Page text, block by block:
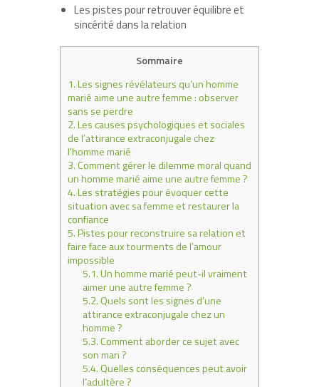
Les pistes pour retrouver équilibre et
sincérité dans la relation
Sommaire
1.Les signes révélateurs qu’un homme
marié aime une autre femme : observer
sans se perdre
2.Les causes psychologiques et sociales
de l’attirance extraconjugale chez
l’homme marié
3.Comment gérer le dilemme moral quand
un homme marié aime une autre femme ?
4.Les stratégies pour évoquer cette
situation avec sa femme et restaurer la
confiance
5.Pistes pour reconstruire sa relation et
faire face aux tourments de l’amour
impossible
5.1.Un homme marié peut-il vraiment
aimer une autre femme ?
5.2.Quels sont les signes d’une
attirance extraconjugale chez un
homme ?
5.3.Comment aborder ce sujet avec
son mari ?
5.4.Quelles conséquences peut avoir
l’adultère ?